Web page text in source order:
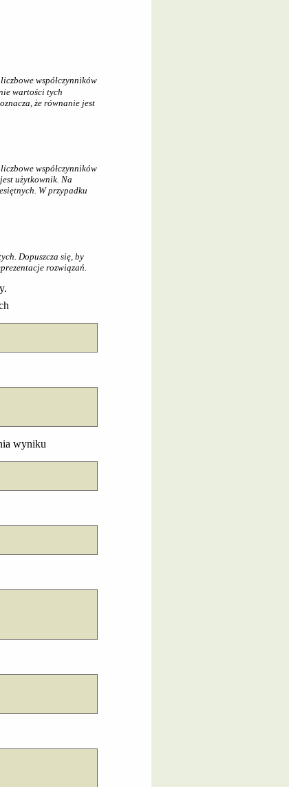
współczynników
wartości tych
że równanie jest
współczynników
użytkownik. Na
W przypadku
Dopuszcza się, by
rozwiązań.
wyniku